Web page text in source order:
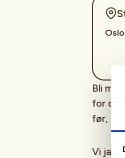
Oslo
Bli
for
før,
Vi